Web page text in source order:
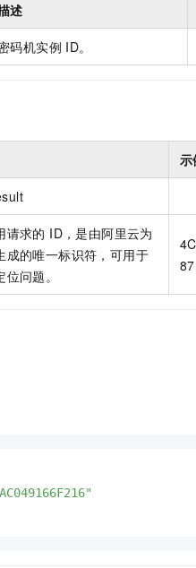
述
码机实例 ID。
示
请求的 ID，是由阿里云为
成的唯一标识符，可用于
问题。